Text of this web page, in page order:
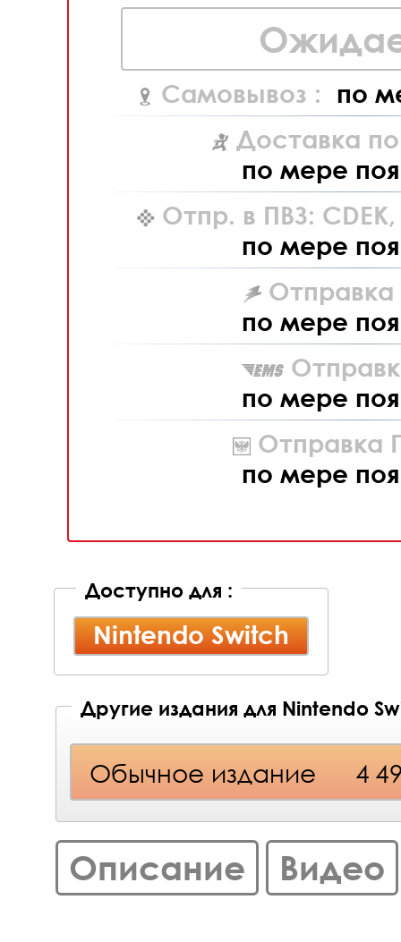
Самовывоз : по
Доставка
по мере
Отпр. в ПВЗ: CDEK,
по мере
Отправка
по мере
по мере
Отправка
по мере
Доступно для :
Nintendo Switch
Другие издания для Nintendo
Обычное издание 4
Описание Видео